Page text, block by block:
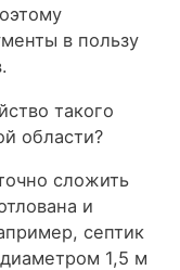
в пользу
такого
области?
сложить
и
септик
1,5 м